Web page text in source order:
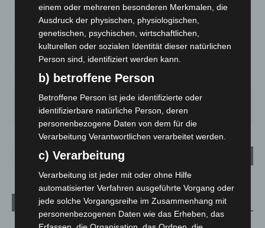
14.8°C 16.1°
14°
73% 2.2m/s
FR.
25°
SA.
26°
SO.
31°
MO.
35°
Aktuelle Beiträge
Brand im „Haus der Begegnung“ in Neuwarmbüchen schnell
einem oder mehreren besonderen Merkmalen, die
Ausdruck der physischen, physiologischen,
genetischen, psychischen, wirtschaftlichen,
kulturellen oder sozialen Identität dieser natürlichen
Person sind, identifiziert werden kann.
b) betroffene Person
Betroffene Person ist jede identifizierte oder
identifizierbare natürliche Person, deren
personenbezogene Daten von dem für die
Verarbeitung Verantwortlichen verarbeitet werden.
c) Verarbeitung
Verarbeitung ist jeder mit oder ohne Hilfe
automatisierter Verfahren ausgeführte Vorgang oder
jede solche Vorgangsreihe im Zusammenhang mit
personenbezogenen Daten wie das Erheben, das